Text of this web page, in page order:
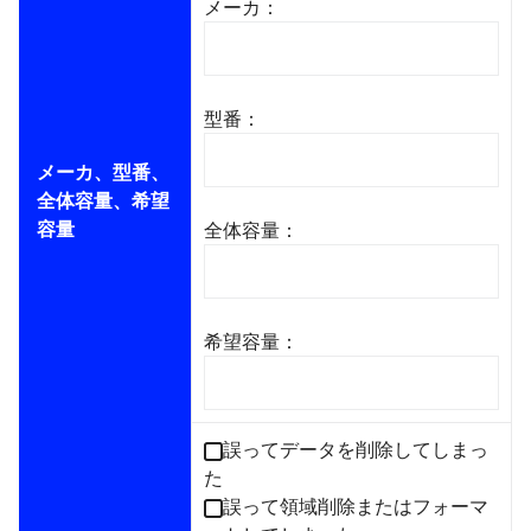
メーカ、型番、
全体容量、希望
容量
メーカ：
型番：
全体容量：
希望容量：
誤ってデータを削除してしまっ
た
誤って領域削除またはフォーマ